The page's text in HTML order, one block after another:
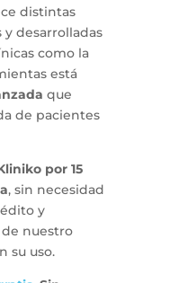
distintas
desarrolladas
como la
está
que
de pacientes
por 15
, sin necesidad
y
nuestro
su uso.